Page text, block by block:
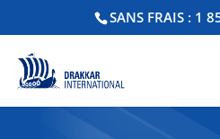
SANS FRAIS : 1